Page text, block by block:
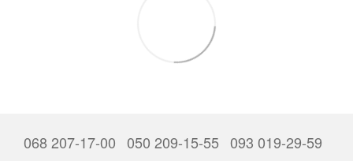
068 207-17-00 050 209-15-55 093 019-29-59